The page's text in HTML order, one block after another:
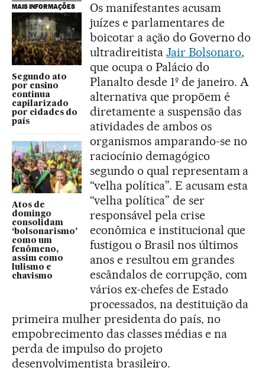
MAIS INFORMAÇÕES
Segundo ato
por ensino
continua
capilarizado
por cidades do
país
Atos de
domingo
consolidam
‘bolsonarismo’
como um
fenômeno,
assim como
lulismo e
chavismo
Os manifestantes acusam
juízes e parlamentares de
boicotar a ação do Governo do
ultradireitista Jair Bolsonaro,
que ocupa o Palácio do
Planalto desde 1º de janeiro. A
alternativa que propõem é
diretamente a suspensão das
atividades de ambos os
organismos amparando-se no
raciocínio demagógico
segundo o qual representam a
“velha política”. E acusam esta
“velha política” de ser
responsável pela crise
econômica e institucional que
fustigou o Brasil nos últimos
anos e resultou em grandes
escândalos de corrupção, com
vários ex-chefes de Estado
processados, na destituição da
primeira mulher presidenta do país, no
empobrecimento das classes médias e na
perda de impulso do projeto
desenvolvimentista brasileiro.